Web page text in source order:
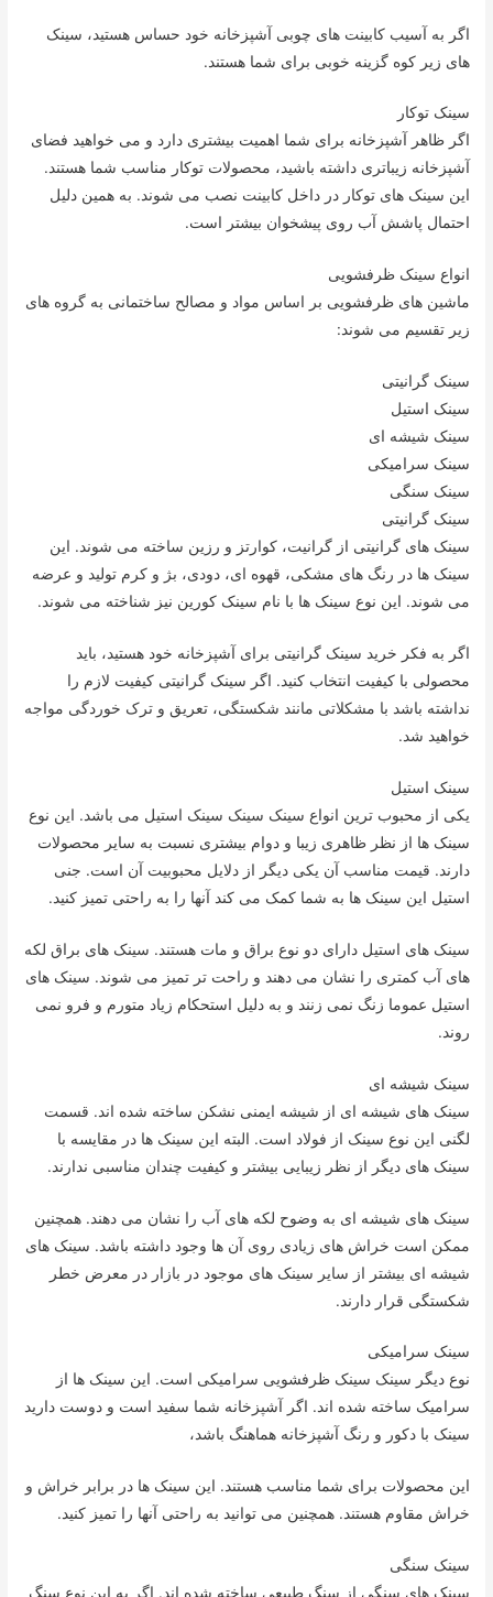
اگر به آسیب کابینت های چوبی آشپزخانه خود حساس هستید، سینک
های زیر کوه گزینه خوبی برای شما هستند.
سینک توکار
اگر ظاهر آشپزخانه برای شما اهمیت بیشتری دارد و می خواهید فضای
آشپزخانه زیباتری داشته باشید، محصولات توکار مناسب شما هستند.
این سینک های توکار در داخل کابینت نصب می شوند. به همین دلیل
احتمال پاشش آب روی پیشخوان بیشتر است.
انواع سینک ظرفشویی
ماشین های ظرفشویی بر اساس مواد و مصالح ساختمانی به گروه های
زیر تقسیم می شوند:
سینک گرانیتی
سینک استیل
سینک شیشه ای
سینک سرامیکی
سینک سنگی
سینک گرانیتی
سینک های گرانیتی از گرانیت، کوارتز و رزین ساخته می شوند. این
سینک ها در رنگ های مشکی، قهوه ای، دودی، بژ و کرم تولید و عرضه
می شوند. این نوع سینک ها با نام سینک کورین نیز شناخته می شوند.
اگر به فکر خرید سینک گرانیتی برای آشپزخانه خود هستید، باید
محصولی با کیفیت انتخاب کنید. اگر سینک گرانیتی کیفیت لازم را
نداشته باشد با مشکلاتی مانند شکستگی، تعریق و ترک خوردگی مواجه
خواهید شد.
سینک استیل
یکی از محبوب ترین انواع سینک سینک سینک استیل می باشد. این نوع
سینک ها از نظر ظاهری زیبا و دوام بیشتری نسبت به سایر محصولات
دارند. قیمت مناسب آن یکی دیگر از دلایل محبوبیت آن است. جنی
استیل این سینک ها به شما کمک می کند آنها را به راحتی تمیز کنید.
سینک های استیل دارای دو نوع براق و مات هستند. سینک های براق لکه
های آب کمتری را نشان می دهند و راحت تر تمیز می شوند. سینک های
استیل عموما زنگ نمی زنند و به دلیل استحکام زیاد متورم و فرو نمی
روند.
سینک شیشه ای
سینک های شیشه ای از شیشه ایمنی نشکن ساخته شده اند. قسمت
لگنی این نوع سینک از فولاد است. البته این سینک ها در مقایسه با
سینک های دیگر از نظر زیبایی بیشتر و کیفیت چندان مناسبی ندارند.
سینک های شیشه ای به وضوح لکه های آب را نشان می دهند. همچنین
ممکن است خراش های زیادی روی آن ها وجود داشته باشد. سینک های
شیشه ای بیشتر از سایر سینک های موجود در بازار در معرض خطر
شکستگی قرار دارند.
سینک سرامیکی
نوع دیگر سینک سینک ظرفشویی سرامیکی است. این سینک ها از
سرامیک ساخته شده اند. اگر آشپزخانه شما سفید است و دوست دارید
سینک با دکور و رنگ آشپزخانه هماهنگ باشد،
این محصولات برای شما مناسب هستند. این سینک ها در برابر خراش و
خراش مقاوم هستند. همچنین می توانید به راحتی آنها را تمیز کنید.
سینک سنگی
سینک های سنگی از سنگ طبیعی ساخته شده اند. اگر به این نوع سنگ